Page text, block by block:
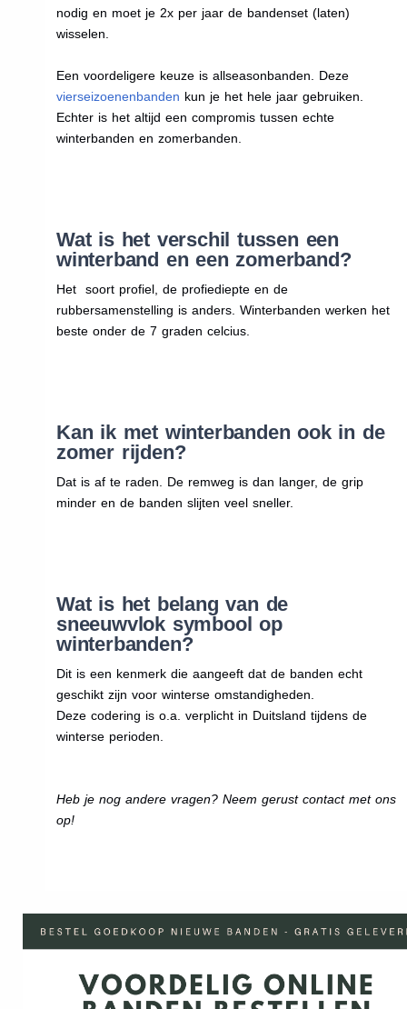
nodig en moet je 2x per jaar de bandenset (laten)
wisselen.
Een voordeligere keuze is allseasonbanden. Deze
vierseizoenenbanden kun je het hele jaar gebruiken.
Echter is het altijd een compromis tussen echte
winterbanden en zomerbanden.
Wat is het verschil tussen een
winterband en een zomerband?
Het soort profiel, de profiediepte en de
rubbersamenstelling is anders. Winterbanden werken het
beste onder de 7 graden celcius.
Kan ik met winterbanden ook in de
zomer rijden?
Dat is af te raden. De remweg is dan langer, de grip
minder en de banden slijten veel sneller.
Wat is het belang van de
sneeuwvlok symbool op
winterbanden?
Dit is een kenmerk die aangeeft dat de banden echt
geschikt zijn voor winterse omstandigheden.
Deze codering is o.a. verplicht in Duitsland tijdens de
winterse perioden.
Heb je nog andere vragen? Neem gerust contact met ons
op!